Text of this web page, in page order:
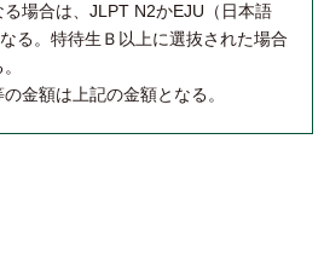
場合は、JLPT N2かEJU（日本語
る。特待生Ｂ以上に選抜された場合
金額は上記の金額となる。